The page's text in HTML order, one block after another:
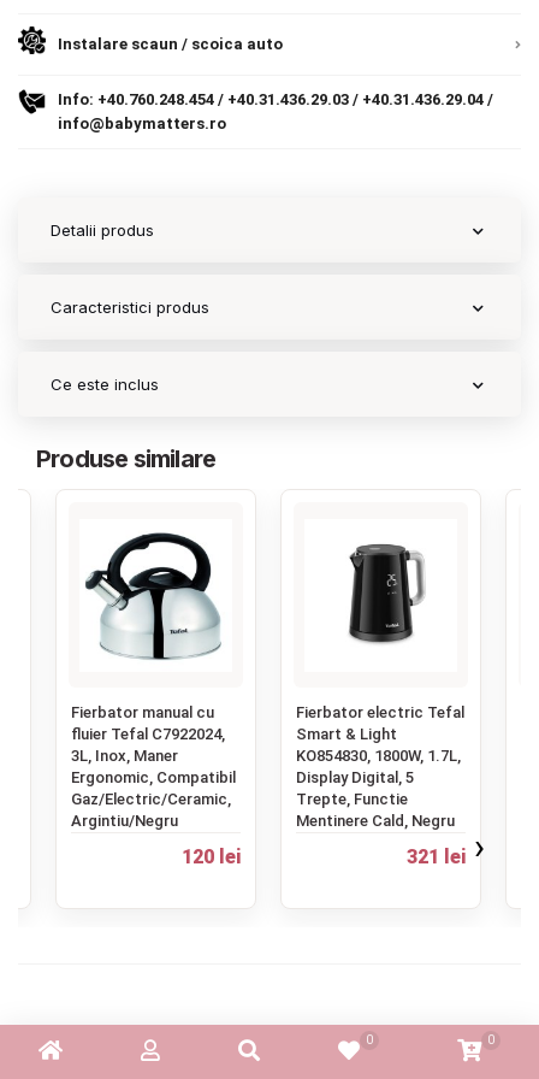
Contact
Copyright 2026 BabyMatters
Instalare scaun / scoica auto
Info: +40.760.248.454 / +40.31.436.29.03 / +40.31.436.29.04 /
info@babymatters.ro
Detalii produs
Caracteristici produs
Ce este inclus
Produse similare
Fierbator manual cu
fluier Tefal C7922024,
3L, Inox, Maner
Ergonomic, Compatibil
Gaz/Electric/Ceramic,
Argintiu/Negru
120 lei
Fierbator electric Tefal
Smart & Light
KO854830, 1800W, 1.7L,
Display Digital, 5
Trepte, Functie
Mentinere Cald, Negru
321 lei ›